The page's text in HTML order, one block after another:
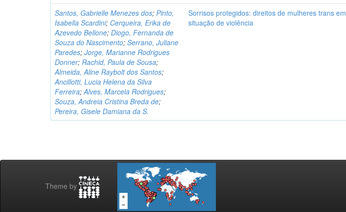
Santos, Gabrielle Menezes dos;Pinto,
Isabella Scardini; Cerqueira, Erika de
Azevedo Bellone;Diogo, Fernanda de
Souza do Nascimento;Serrano, Juliane
Paredes;Jorge, Marianne Rodrigues
Donner;Rachid, Paula de Sousa;
Almeida, Aline Raybolt dos Santos;
Ancillotti, Lucia Helena da Silva
Ferreira;Alves, Marcela Rodrigues;
Souza, Andreia Cristina Breda de;
Pereira, Gisele Damiana da S.
Sorrisos protegidos: direitos de mulheres trans em
situação de violência
Theme by